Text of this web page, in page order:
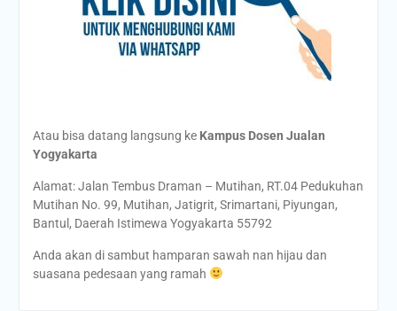
Atau bisa datang langsung ke Kampus Dosen Jualan
Yogyakarta
Alamat: Jalan Tembus Draman – Mutihan, RT.04 Pedukuhan
Mutihan No. 99, Mutihan, Jatigrit, Srimartani, Piyungan,
Bantul, Daerah Istimewa Yogyakarta 55792
Anda akan di sambut hamparan sawah nan hijau dan
suasana pedesaan yang ramah